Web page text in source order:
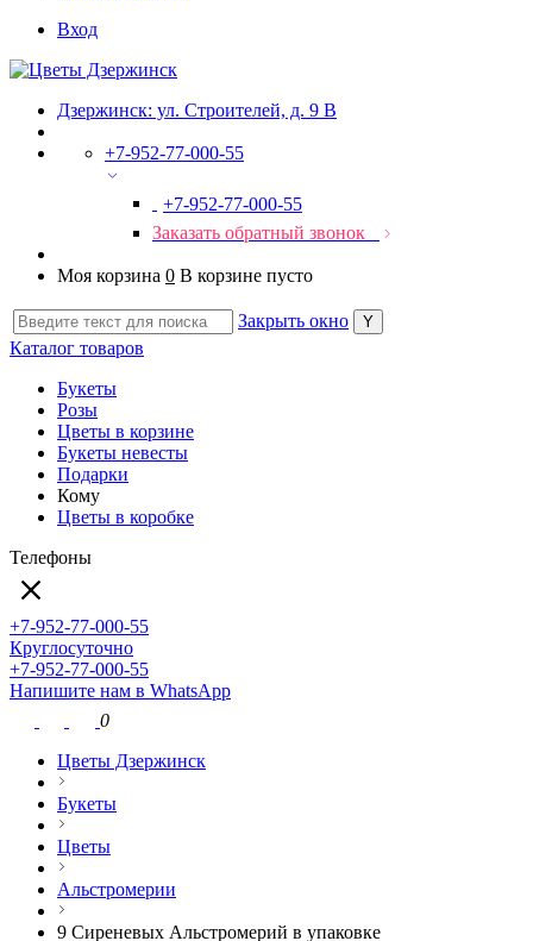
Вход
Дзержинск: ул. Строителей, д. 9 В
+7-952-77-000-55
+7-952-77-000-55
Заказать обратный звонок
Моя корзина 0 В корзине пусто
Закрыть окно
Каталог товаров
Букеты
Розы
Цветы в корзине
Букеты невесты
Подарки
Кому
Цветы в коробке
Телефоны
+7-952-77-000-55
Круглосуточно
+7-952-77-000-55
Напишите нам в WhatsApp
0
Цветы Дзержинск
Букеты
Цветы
Альстромерии
9 Сиреневых Альстромерий в упаковке